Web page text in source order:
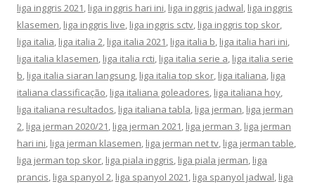
liga inggris 2021, liga inggris hari ini, liga inggris jadwal, liga inggris
klasemen, liga inggris live, liga inggris sctv, liga inggris top skor,
liga italia, liga italia 2, liga italia 2021, liga italia b, liga italia hari ini,
liga italia klasemen, liga italia rcti, liga italia serie a, liga italia serie
b, liga italia siaran langsung, liga italia top skor, liga italiana, liga
italiana classificação, liga italiana goleadores, liga italiana hoy,
liga italiana resultados, liga italiana tabla, liga jerman, liga jerman
2, liga jerman 2020/21, liga jerman 2021, liga jerman 3, liga jerman
hari ini, liga jerman klasemen, liga jerman net tv, liga jerman table,
liga jerman top skor, liga piala inggris, liga piala jerman, liga
prancis, liga spanyol 2, liga spanyol 2021, liga spanyol jadwal, liga